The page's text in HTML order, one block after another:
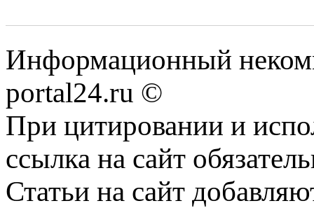
Информационный
portal24.ru ©
При цитировании и
ссылка на сайт
Статьи на сайт